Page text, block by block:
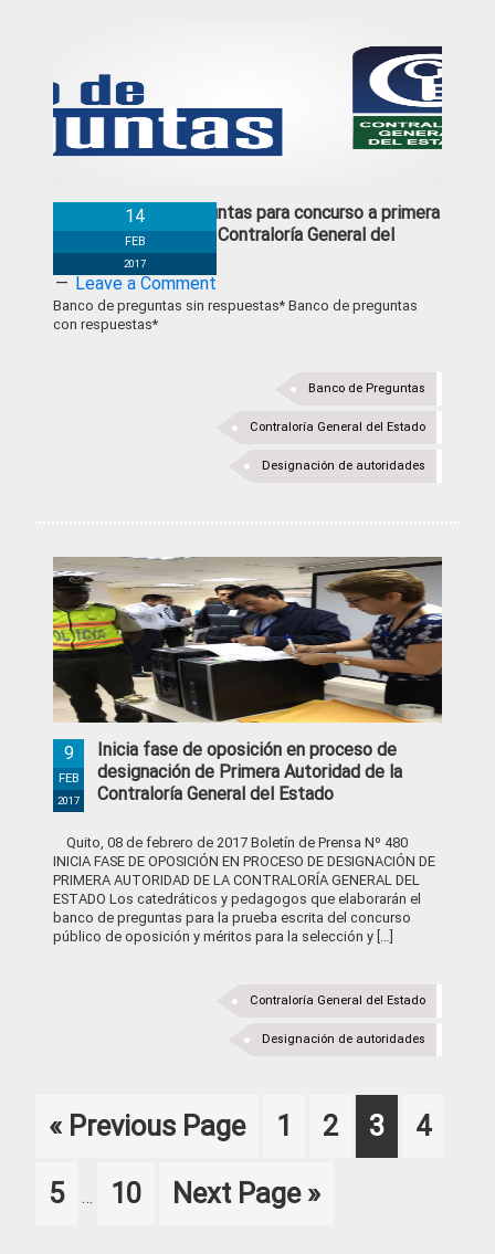
Banco de preguntas para concurso a primera
autoridad de la Contraloría General del
Estado
14
FEB
2017
Leave a Comment
Banco de preguntas sin respuestas* Banco de preguntas
con respuestas*
Banco de Preguntas
Contraloría General del Estado
Designación de autoridades
Inicia fase de oposición en proceso de
designación de Primera Autoridad de la
Contraloría General del Estado
9
FEB
2017
Quito, 08 de febrero de 2017 Boletín de Prensa Nº 480
INICIA FASE DE OPOSICIÓN EN PROCESO DE DESIGNACIÓN DE
PRIMERA AUTORIDAD DE LA CONTRALORÍA GENERAL DEL
ESTADO Los catedráticos y pedagogos que elaborarán el
banco de preguntas para la prueba escrita del concurso
público de oposición y méritos para la selección y […]
Contraloría General del Estado
Designación de autoridades
« Go
Previous Page Page
1 Page
2 Page
3 Page
4
Page
5
pages
… Page
10
Go
Next Page »